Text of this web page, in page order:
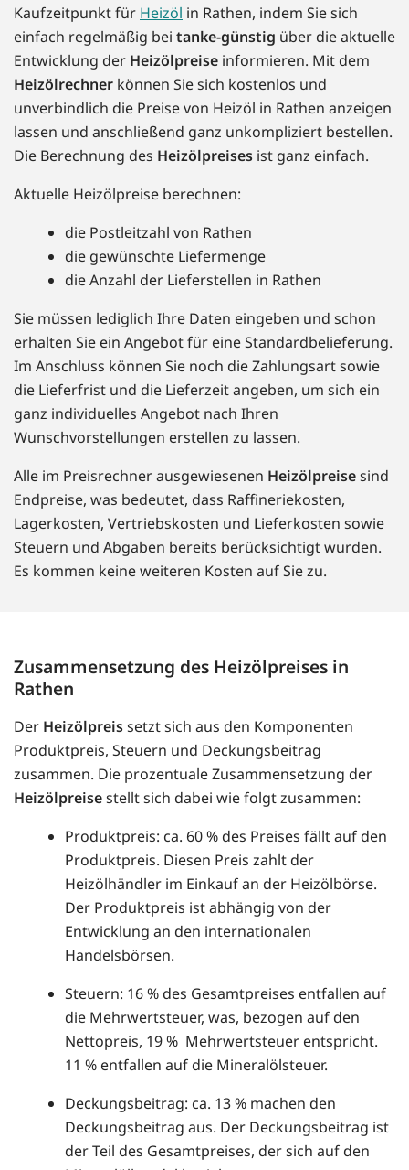
Kaufzeitpunkt für Heizöl in Rathen, indem Sie sich
einfach regelmäßig bei tanke-günstig über die aktuelle
Entwicklung der Heizölpreise informieren. Mit dem
Heizölrechner können Sie sich kostenlos und
unverbindlich die Preise von Heizöl in Rathen anzeigen
lassen und anschließend ganz unkompliziert bestellen.
Die Berechnung des Heizölpreises ist ganz einfach.
Aktuelle Heizölpreise berechnen:
die Postleitzahl von Rathen
die gewünschte Liefermenge
die Anzahl der Lieferstellen in Rathen
Sie müssen lediglich Ihre Daten eingeben und schon
erhalten Sie ein Angebot für eine Standardbelieferung.
Im Anschluss können Sie noch die Zahlungsart sowie
die Lieferfrist und die Lieferzeit angeben, um sich ein
ganz individuelles Angebot nach Ihren
Wunschvorstellungen erstellen zu lassen.
Alle im Preisrechner ausgewiesenen Heizölpreisesind
Endpreise, was bedeutet, dass Raffineriekosten,
Lagerkosten, Vertriebskosten und Lieferkosten sowie
Steuern und Abgaben bereits berücksichtigt wurden.
Es kommen keine weiteren Kosten auf Sie zu.
Zusammensetzung des Heizölpreises in
Rathen
Der Heizölpreissetzt sich aus den Komponenten
Produktpreis, Steuern und Deckungsbeitrag
zusammen. Die prozentuale Zusammensetzung der
Heizölpreisestellt sich dabei wie folgt zusammen:
Produktpreis: ca. 60 % des Preises fällt auf den
Produktpreis. Diesen Preis zahlt der
Heizölhändler im Einkauf an der Heizölbörse.
Der Produktpreis ist abhängig von der
Entwicklung an den internationalen
Handelsbörsen.
Steuern: 16 % des Gesamtpreises entfallen auf
die Mehrwertsteuer, was, bezogen auf den
Nettopreis, 19 % Mehrwertsteuer entspricht.
11 % entfallen auf die Mineralölsteuer.
Deckungsbeitrag: ca. 13 % machen den
Deckungsbeitrag aus. Der Deckungsbeitrag ist
der Teil des Gesamtpreises, der sich auf den